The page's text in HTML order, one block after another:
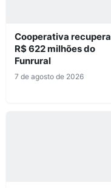
Cooperativa recupera
R$ 622 milhões do
Funrural
7 de agosto de 2026